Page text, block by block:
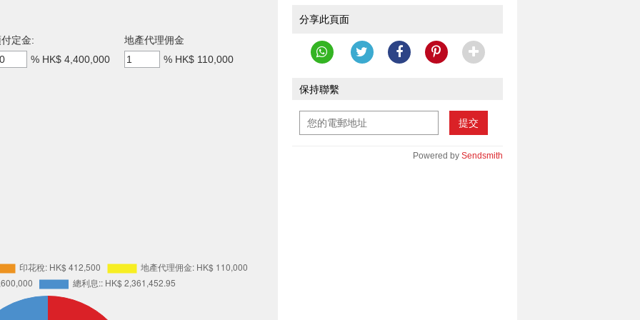
分享此頁面
保持聯繫
提交
Powered by Sendsmith
定金:
% HK$ 4,400,000
地產代理佣金
% HK$ 110,000